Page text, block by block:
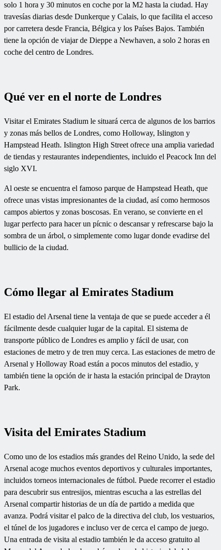
solo 1 hora y 30 minutos en coche por la M2 hasta la ciudad. Hay
travesías diarias desde Dunkerque y Calais, lo que facilita el acceso
por carretera desde Francia, Bélgica y los Países Bajos. También
tiene la opción de viajar de Dieppe a Newhaven, a solo 2 horas en
coche del centro de Londres.
Qué ver en el norte de Londres
Visitar el Emirates Stadium le situará cerca de algunos de los barrios
y zonas más bellos de Londres, como Holloway, Islington y
Hampstead Heath. Islington High Street ofrece una amplia variedad
de tiendas y restaurantes independientes, incluido el Peacock Inn del
siglo XVI.
Al oeste se encuentra el famoso parque de Hampstead Heath, que
ofrece unas vistas impresionantes de la ciudad, así como hermosos
campos abiertos y zonas boscosas. En verano, se convierte en el
lugar perfecto para hacer un pícnic o descansar y refrescarse bajo la
sombra de un árbol, o simplemente como lugar donde evadirse del
bullicio de la ciudad.
Cómo llegar al Emirates Stadium
El estadio del Arsenal tiene la ventaja de que se puede acceder a él
fácilmente desde cualquier lugar de la capital. El sistema de
transporte público de Londres es amplio y fácil de usar, con
estaciones de metro y de tren muy cerca. Las estaciones de metro de
Arsenal y Holloway Road están a pocos minutos del estadio, y
también tiene la opción de ir hasta la estación principal de Drayton
Park.
Visita del Emirates Stadium
Como uno de los estadios más grandes del Reino Unido, la sede del
Arsenal acoge muchos eventos deportivos y culturales importantes,
incluidos torneos internacionales de fútbol. Puede recorrer el estadio
para descubrir sus entresijos, mientras escucha a las estrellas del
Arsenal compartir historias de un día de partido a medida que
avanza. Podrá visitar el palco de la directiva del club, los vestuarios,
el túnel de los jugadores e incluso ver de cerca el campo de juego.
Una entrada de visita al estadio también le da acceso gratuito al